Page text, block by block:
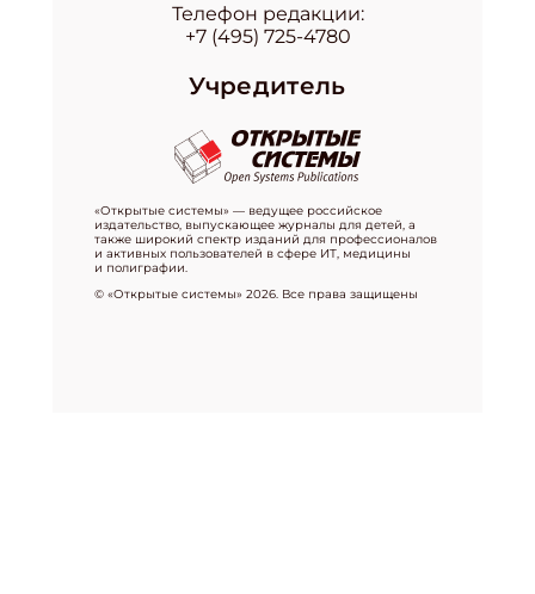
Телефон редакции:
+7 (495) 725-4780
Учредитель
«Открытые системы» — ведущее российское
издательство, выпускающее журналы для детей, а
также широкий спектр изданий для профессионалов
и активных пользователей в сфере ИТ, медицины
и полиграфии.
© «Открытые системы» 2026. Все права защищены